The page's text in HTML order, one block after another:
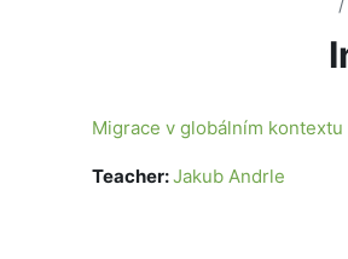
Migrace v globálním
Teacher:Jakub Andrle